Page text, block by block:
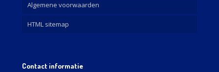
Algemene voorwaarden
HTML sitemap
Contact informatie